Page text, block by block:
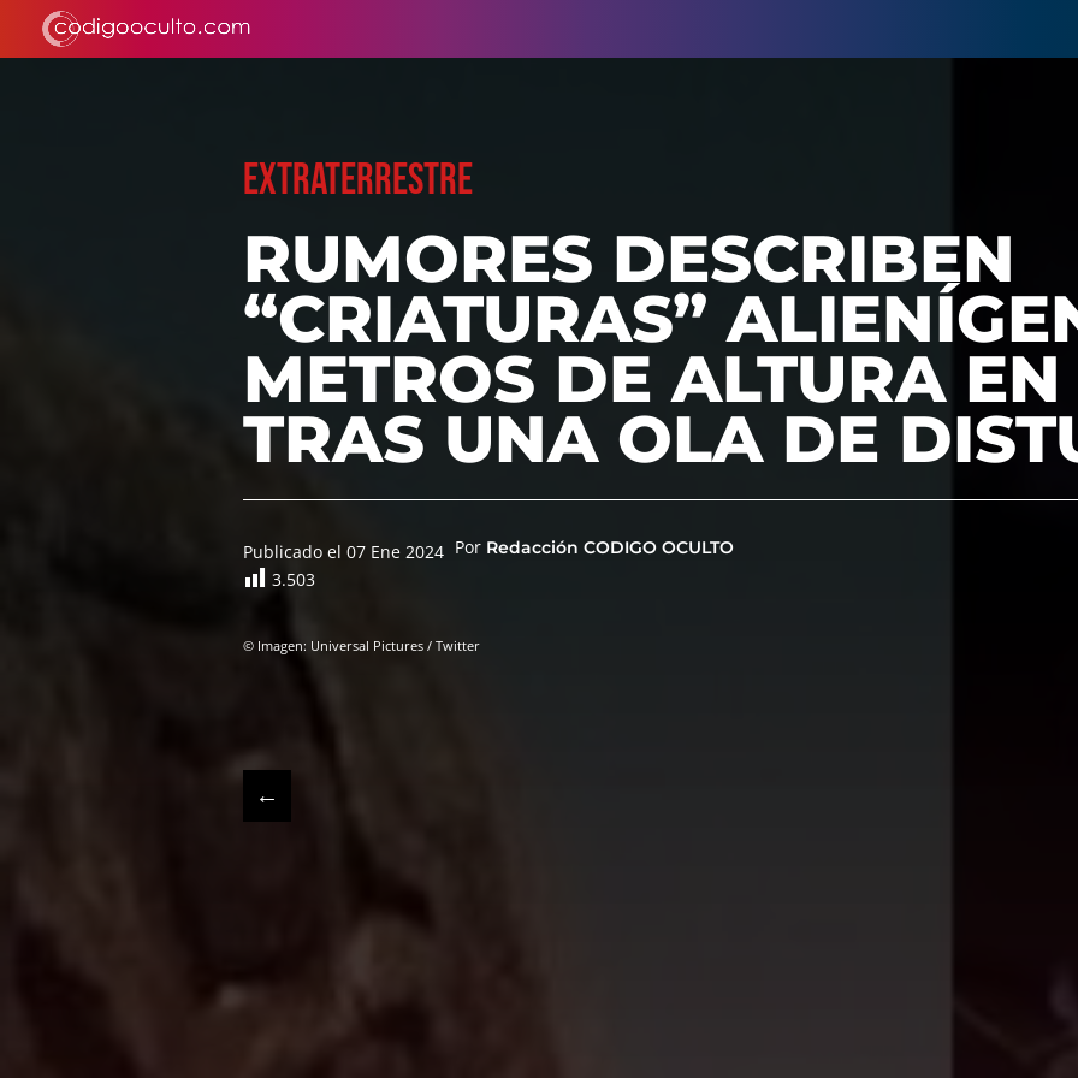
EXTRATERRESTRE
RUMORES DESCRIBEN
“CRIATURAS”
METROS DE ALTURA
TRAS UNA OLA DE
Publicado el 07 Ene 2024 Por Redacción CODIGO OCULTO
3.503
© Imagen: Universal Pictures / Twitter
←